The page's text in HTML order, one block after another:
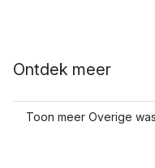
Ontdek meer
Toon meer Overige